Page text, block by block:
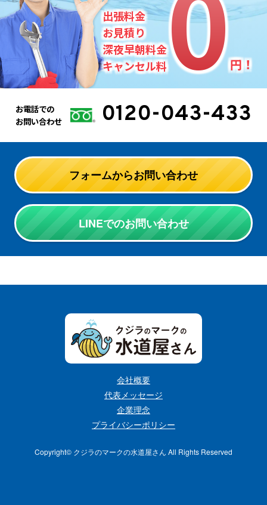
出張料金
お見積り
深夜早朝料金
キャンセル料
円！
お電話での
お問い合わせ
0120-043-433
フォームからお問い合わせ
LINEでのお問い合わせ
会社概要
代表メッセージ
企業理念
プライバシーポリシー
Copyright©︎ クジラのマークの水道屋さん All Rights Reserved